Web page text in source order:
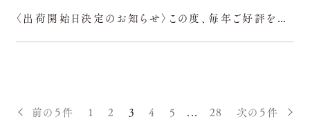
〈出荷開始日決定のお知らせ〉この度、毎年ご好評をいただいている限定酒「甲子純米吟醸生酒RAIKOU」と「甲子生酒BYAKUYA」の出蔵元荷開始日が決まりました。◯甲子純米吟醸生酒RAIK
前の５件 1 2 3 4 5 ... 28 次の５件